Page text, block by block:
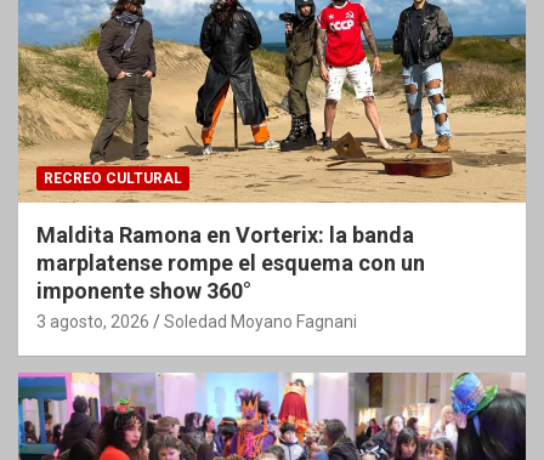
RECREO CULTURAL
Maldita Ramona en Vorterix: la banda
marplatense rompe el esquema con un
imponente show 360°
3 agosto, 2026 Soledad Moyano Fagnani